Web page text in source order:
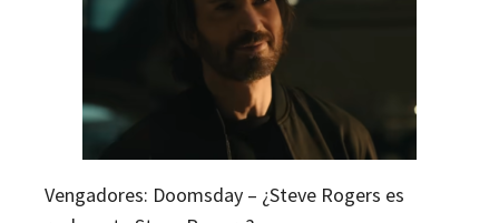
Vengadores: Doomsday – ¿Steve Rogers es